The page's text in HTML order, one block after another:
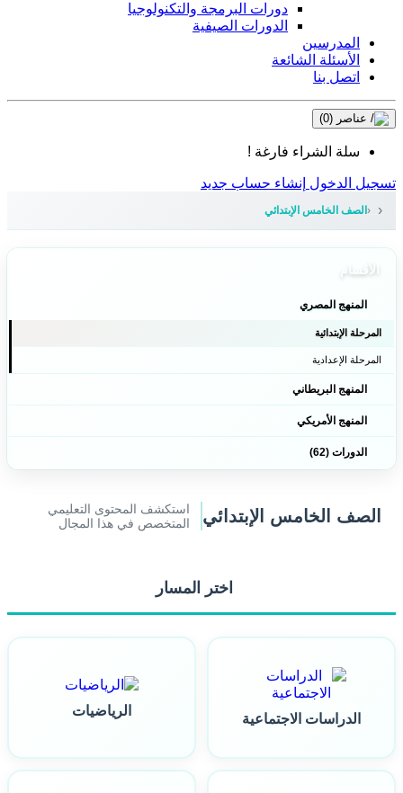
دورات البرمجة والتكنولوجيا
الدورات الصيفية
المدرسين
الأسئلة الشائعة
اتصل بنا
عناصر (0)
سلة الشراء فارغة !
تسجيل الدخول إنشاء حساب جديد
الصف الخامس الإبتدائي
الأقسام
المنهج المصري
المرحلة الإبتدائية
المرحلة الإعدادية
المنهج البريطاني
المنهج الأمريكي
الدورات (62)
الصف الخامس الإبتدائي
استكشف المحتوى التعليمي
المتخصص في هذا المجال
اختر المسار
الدراسات الاجتماعية
الرياضيات